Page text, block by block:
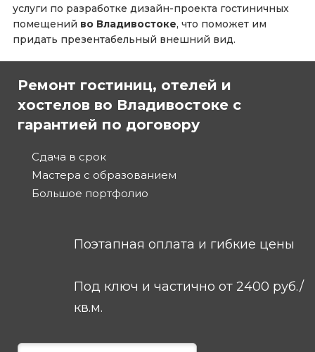
услуги по разработке дизайн-проекта гостиничных
помещений во Владивостоке, что поможет им
придать презентабельный внешний вид.
Ремонт гостиниц, отелей и
хостелов во Владивостоке с
гарантией по договору
Сдача в срок
Мастера с образованием
Большое портфолио
Поэтапная оплата и гибкие цены
Под ключ и частично от 2400 руб./
кв.м.